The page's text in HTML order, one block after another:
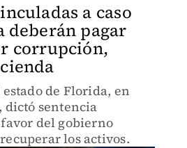
a caso
deberán pagar
corrupción,
de Florida, en
dictó sentencia
del gobierno
los activos.